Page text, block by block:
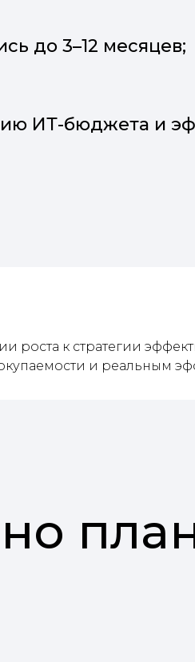
до 3–12 месяцев;
ИТ-бюджета и
роста к стратегии
и реальным